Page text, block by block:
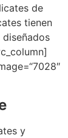
de
tienen
y